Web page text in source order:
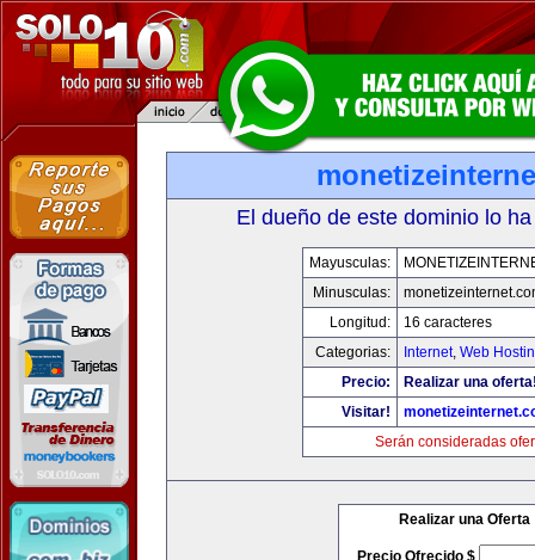
El dueño de este dominio lo
Mayusculas:
Minusculas:
Longitud:
16 caracteres
Categorias:
Internet, Web
Precio:
Realizar una
Visitar!
Serán consideradas
Realizar una Oferta
Precio Ofrecido $